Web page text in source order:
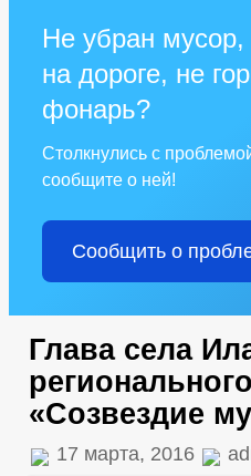
Не убран
на дороге, не
фонарь?
Столкнулись с
сообщите о ней!
Сообщить о
Глава села
«Созвездие
17 марта, 2016